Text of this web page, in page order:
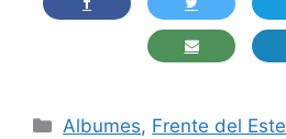
Categorías
Albumes, Frente del Este